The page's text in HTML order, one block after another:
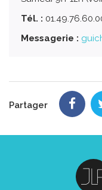
Tél. :
Messagerie :
Partager